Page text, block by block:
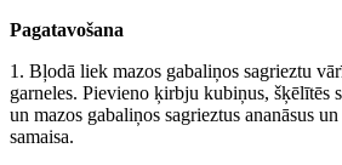
Pagatavošana
1. Bļodā liek mazos gabaliņos sagrieztu
garneles. Pievieno ķirbju kubiņus, šķēlītēs
un mazos gabaliņos sagrieztus ananāsus
samaisa.